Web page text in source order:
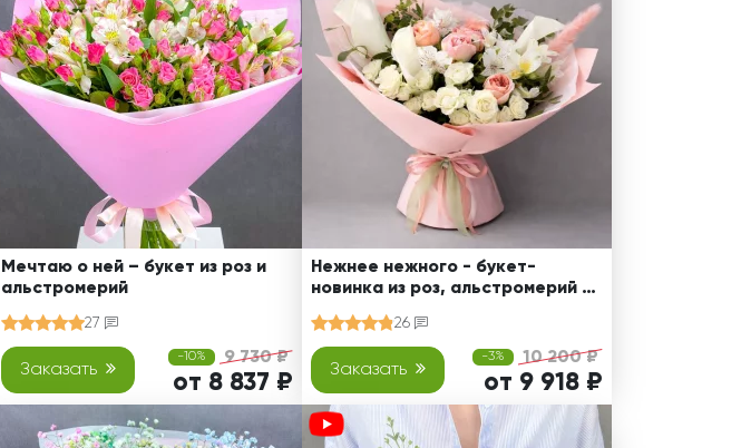
Мечтаю о ней – букет из роз и
альстромерий
27
Заказать
-10% 9 730 ₽
от 8 837 ₽
Нежнее нежного - букет-
новинка из роз, альстромерий и
26
Заказать
-3% 10 200 ₽
от 9 918 ₽